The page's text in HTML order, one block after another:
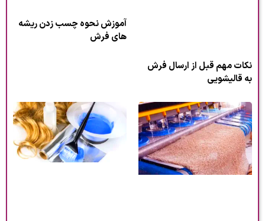
نکات مهم قبل از ارسال فرش
به قالیشویی
آموزش نحوه چسب زدن ریشه
های فرش